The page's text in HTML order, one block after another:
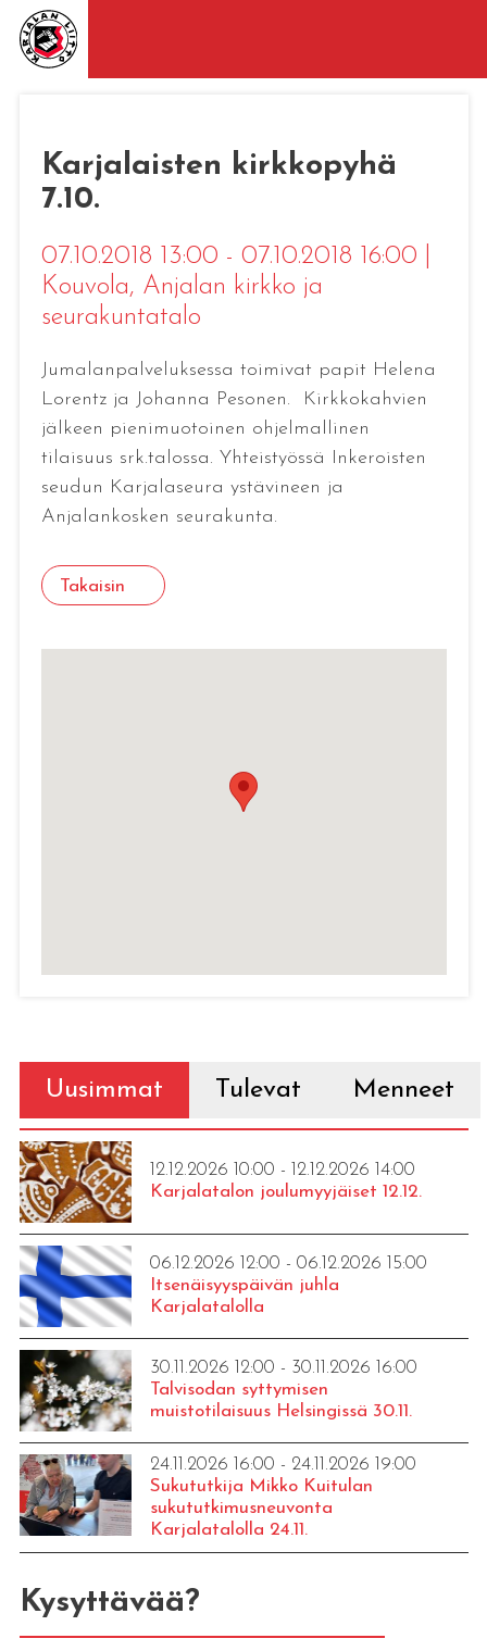
Karjalaisten kirkkopyhä
7.10.
07.10.2018 13:00 - 07.10.2018 16:00
Kouvola, Anjalan kirkko ja
seurakuntatalo
Jumalanpalveluksessa toimivat papit Helena
Lorentz ja Johanna Pesonen. Kirkkokahvien
jälkeen pienimuotoinen ohjelmallinen
tilaisuus srk.talossa. Yhteistyössä Inkeroisten
seudun Karjalaseura ystävineen ja
Anjalankosken seurakunta.
Takaisin
Uusimmat Tulevat Menneet
12.12.2026 10:00 - 12.12.2026 14:00
Karjalatalon joulumyyjäiset 12.12.
06.12.2026 12:00 - 06.12.2026 15:00
Itsenäisyyspäivän juhla
Karjalatalolla
30.11.2026 12:00 - 30.11.2026 16:00
Talvisodan syttymisen
muistotilaisuus Helsingissä 30.11.
24.11.2026 16:00 - 24.11.2026 19:00
Sukututkija Mikko Kuitulan
sukututkimusneuvonta
Karjalatalolla 24.11.
Kysyttävää?